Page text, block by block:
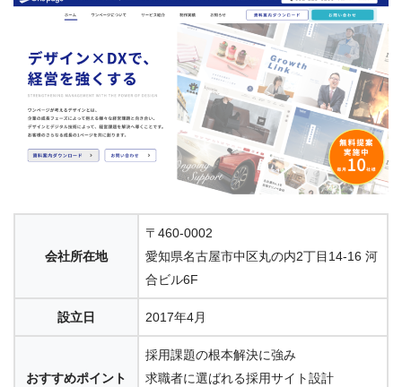
会社所在地
〒460-0002
愛知県名古屋市中区丸の内2丁目14-16 河
合ビル6F
設立日 2017年4月
おすすめポイント
採用課題の根本解決に強み
求職者に選ばれる採用サイト設計